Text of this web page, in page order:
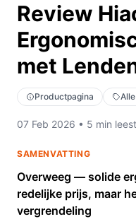
Review
met
Productpagina
07 Feb 2026 • 5 min
SAMENVATTING
Overweeg — solide
redelijke prijs, maar
vergrendeling